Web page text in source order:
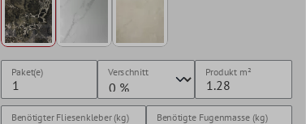
Paket(e) Verschnitt Produkt m²
Benötigter Fliesenkleber (kg) Benötigte Fugenmasse (kg)